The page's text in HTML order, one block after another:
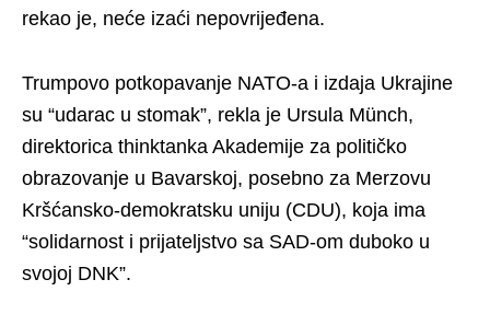
rekao je, neće izaći nepovrijeđena.
Trumpovo potkopavanje NATO-a i izdaja Ukrajine
su “udarac u stomak”, rekla je Ursula Münch,
direktorica thinktanka Akademije za političko
obrazovanje u Bavarskoj, posebno za Merzovu
Kršćansko-demokratsku uniju (CDU), koja ima
“solidarnost i prijateljstvo sa SAD-om duboko u
svojoj DNK”.